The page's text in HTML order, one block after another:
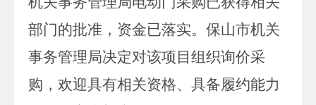
部门的批准，资金已落实。保山市机关
事务管理局决定对该项目组织询价采
购，欢迎具有相关资格、具备履约能力